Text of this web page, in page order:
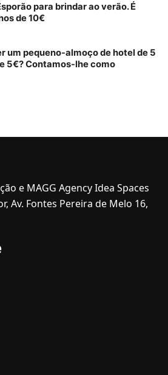
para brindar ao verão. É
de 10€
um pequeno-almoço de hotel de 5
5€? Contamos-lhe como
e MAGG Agency Idea Spaces
Av. Fontes Pereira de Melo 16,